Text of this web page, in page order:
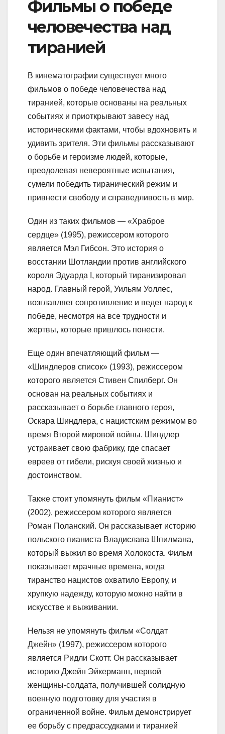
Фильмы о победе
человечества над
тиранией
В кинематографии существует много
фильмов о победе человечества над
тиранией, которые основаны на реальных
событиях и приоткрывают завесу над
историческими фактами, чтобы вдохновить и
удивить зрителя. Эти фильмы рассказывают
о борьбе и героизме людей, которые,
преодолевая невероятные испытания,
сумели победить тиранический режим и
привнести свободу и справедливость в мир.
Один из таких фильмов — «Храброе
сердце» (1995), режиссером которого
является Мэл Гибсон. Это история о
восстании Шотландии против английского
короля Эдуарда I, который тиранизировал
народ. Главный герой, Уильям Уоллес,
возглавляет сопротивление и ведет народ к
победе, несмотря на все трудности и
жертвы, которые пришлось понести.
Еще один впечатляющий фильм —
«Шиндлеров список» (1993), режиссером
которого является Стивен Спилберг. Он
основан на реальных событиях и
рассказывает о борьбе главного героя,
Оскара Шиндлера, с нацистским режимом во
время Второй мировой войны. Шиндлер
устраивает свою фабрику, где спасает
евреев от гибели, рискуя своей жизнью и
достоинством.
Также стоит упомянуть фильм «Пианист»
(2002), режиссером которого является
Роман Поланский. Он рассказывает историю
польского пианиста Владислава Шпилмана,
который выжил во время Холокоста. Фильм
показывает мрачные времена, когда
тиранство нацистов охватило Европу, и
хрупкую надежду, которую можно найти в
искусстве и выживании.
Нельзя не упомянуть фильм «Солдат
Джейн» (1997), режиссером которого
является Ридли Скотт. Он рассказывает
историю Джейн Эйкерманн, первой
женщины-солдата, получившей солидную
военную подготовку для участия в
ограниченной войне. Фильм демонстрирует
ее борьбу с предрассудками и тиранией